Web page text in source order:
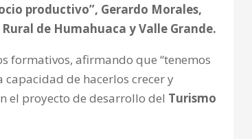
productivo”, Gerardo Morales,
de Humahuaca y Valle Grande.
formativos, afirmando que “tenemos
de hacerlos crecer y
el proyecto de desarrollo del Turismo